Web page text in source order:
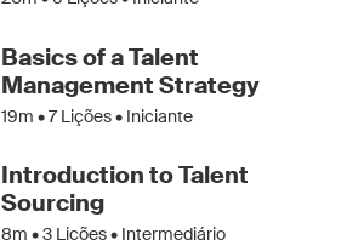
Basics of a Talent
Management Strategy
19m •7Lições • Iniciante
Introduction to Talent
Sourcing
8m •3 Lições • Intermediário